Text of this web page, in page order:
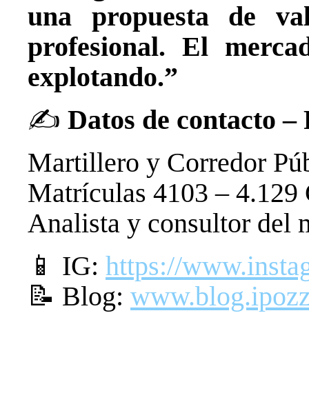
una propuesta de
profesional. El
explotando.”
✍️ Datos de contacto –
Martillero y Corredor
Matrículas 4103 – 4.129
Analista y consultor del
📱 IG: https://
📝 Blog: